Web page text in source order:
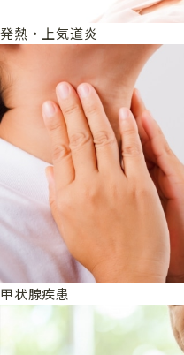
発熱・上気道炎
甲状腺疾患